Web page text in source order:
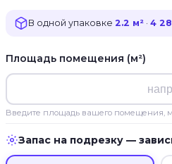
В одной упаковке 2.2 м² · 4
Площадь помещения (м²)
Введите площадь вашего помещения,
Запас на подрезку —